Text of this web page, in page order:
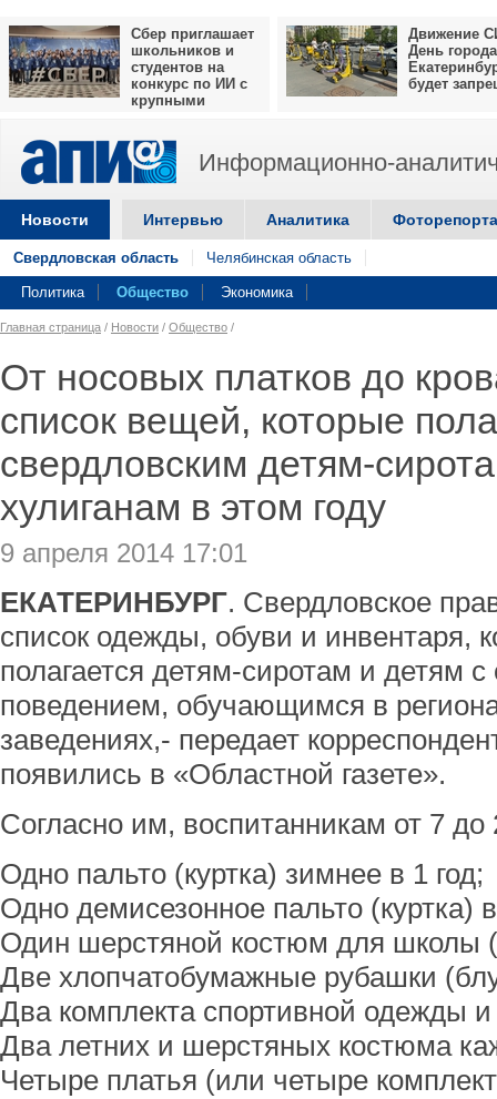
Сбер приглашает
школьников и
студентов на
конкурс по ИИ с
крупными
Движение
День города
будет
Информационно-
Новости Интервью Аналитика
Свердловская область Челябинская область
Политика Общество Экономика
Главная страница / Новости / Общество /
От носовых платков до
список вещей, которые
свердловским детям-
хулиганам в этом году
9 апреля 2014 17:01
ЕКАТЕРИНБУРГ. Свердловское
список одежды, обуви и инвентаря,
полагается детям-сиротам и детям
поведением, обучающимся в
заведениях,- передает
появились в «Областной газете».
Согласно им, воспитанникам от 7 до
Одно пальто (куртка) зимнее в 1 год;
Одно демисезонное пальто (куртка)
Один шерстяной костюм для школы
Две хлопчатобумажные рубашки
Два комплекта спортивной одежды и
Два летних и шерстяных костюма
Четыре платья (или четыре